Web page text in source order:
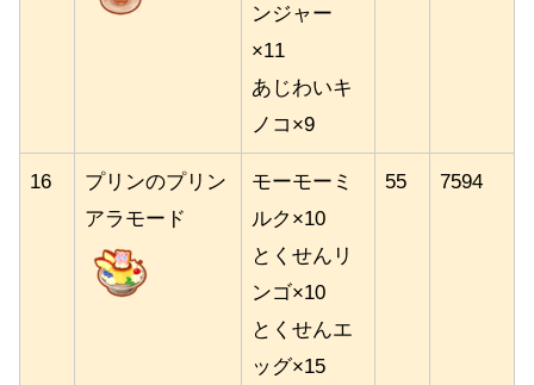
ンジャー
×11
あじわいキ
ノコ×9
16
プリンのプリン
アラモード
モーモーミ
ルク×10
とくせんリ
ンゴ×10
とくせんエ
ッグ×15
55 7594